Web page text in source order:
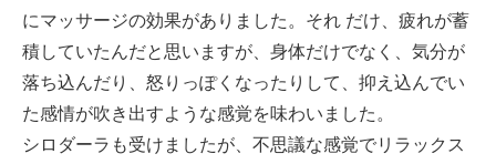
にマッサージの効果がありました。それ だけ、疲れが蓄
積していたんだと思いますが、身体だけでなく、気分が
落ち込んだり、怒りっぽくなったりして、抑え込んでい
た感情が吹き出すような感覚を味わいました。
シロダーラも受けましたが、不思議な感覚でリラックス